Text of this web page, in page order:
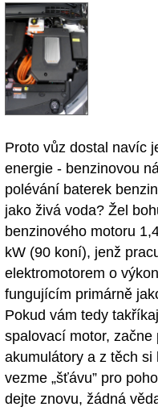
Proto vůz dostal navíc
energie - benzinovou
polévání baterek
jako živá voda? Žel
benzinového motoru
kW (90 koní), jenž
elektromotorem o
fungujícím primárně
Pokud vám tedy
spalovací motor,
akumulátory a z těch
vezme „šťávu” pro
dejte znovu, žádná